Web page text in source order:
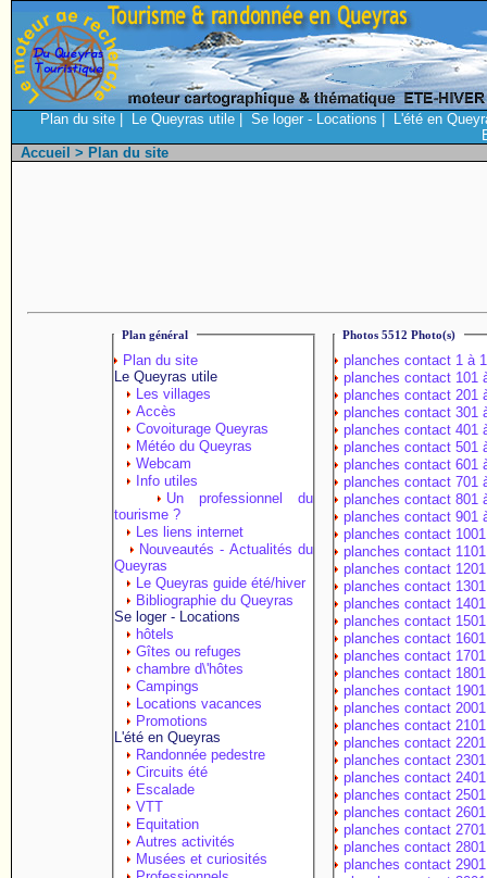
Plan du site Le Queyras utile Se loger - Locations
L'été en
Accueil > Plan du site
Plan général
Plan du site
Le Queyras utile
Les villages
Accès
Covoiturage Queyras
Météo du Queyras
Webcam
Info utiles
Un professionnel du
tourisme ?
Les liens internet
Nouveautés - Actualités du
Queyras
Le Queyras guide été/hiver
Bibliographie du Queyras
Se loger - Locations
hôtels
Gîtes ou refuges
chambre d\'hôtes
Campings
Locations vacances
Promotions
L'été en Queyras
Randonnée pedestre
Circuits été
Escalade
VTT
Equitation
Autres activités
Musées et curiosités
Photos 5512 Photo(s)
planches contact 1 à
planches contact 101
planches contact 201
planches contact 301
planches contact 401
planches contact 501
planches contact 601
planches contact 701
planches contact 801
planches contact 901
planches contact
planches contact
planches contact
planches contact
planches contact
planches contact
planches contact
planches contact
planches contact
planches contact
planches contact
planches contact
planches contact
planches contact
planches contact
planches contact
planches contact
planches contact
planches contact
planches contact